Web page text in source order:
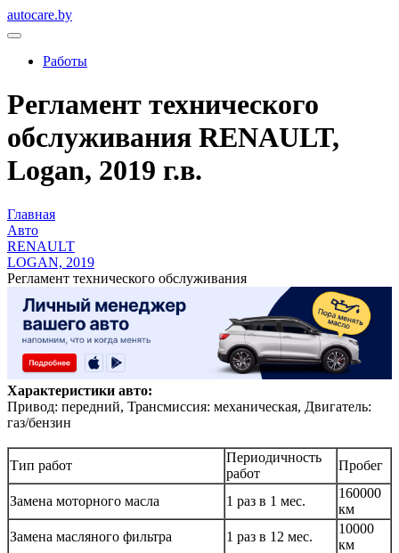
autocare.by
Работы
Регламент технического
обслуживания RENAULT,
Logan, 2019 г.в.
Главная
Авто
RENAULT
LOGAN, 2019
Регламент технического обслуживания
Характеристики авто:
Привод: передний, Трансмиссия: механическая, Двигатель:
газ/бензин
Тип работ
Периодичность
работ
Пробег
Замена моторного масла 1 раз в 1 мес.
160000
км
Замена масляного фильтра
1 раз в 12 мес.
10000
км